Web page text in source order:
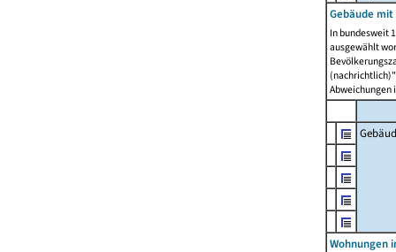
Gebäude
In bundesweit
ausgewählt
Abweichungen
Wohnungen